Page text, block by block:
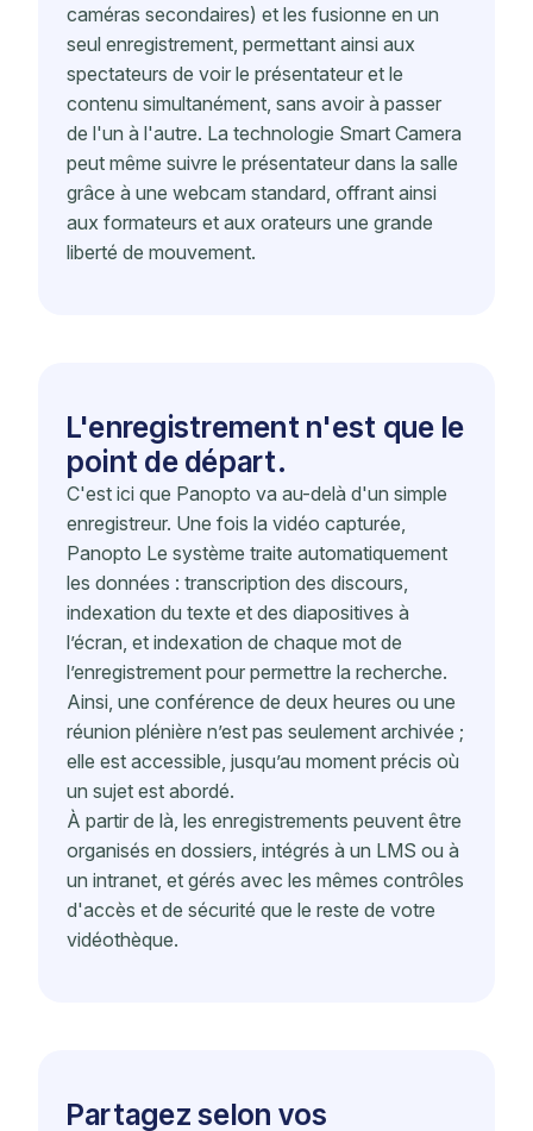
caméras secondaires) et les fusionne en un
seul enregistrement, permettant ainsi aux
spectateurs de voir le présentateur et le
contenu simultanément, sans avoir à passer
de l'un à l'autre. La technologie Smart Camera
peut même suivre le présentateur dans la salle
grâce à une webcam standard, offrant ainsi
aux formateurs et aux orateurs une grande
liberté de mouvement.
L'enregistrement n'est que le
point de départ.
C'est ici que Panopto va au-delà d'un simple
enregistreur. Une fois la vidéo capturée,
Panopto Le système traite automatiquement
les données : transcription des discours,
indexation du texte et des diapositives à
l’écran, et indexation de chaque mot de
l’enregistrement pour permettre la recherche.
Ainsi, une conférence de deux heures ou une
réunion plénière n’est pas seulement archivée ;
elle est accessible, jusqu’au moment précis où
un sujet est abordé.
À partir de là, les enregistrements peuvent être
organisés en dossiers, intégrés à un LMS ou à
un intranet, et gérés avec les mêmes contrôles
d'accès et de sécurité que le reste de votre
vidéothèque.
Partagez selon vos